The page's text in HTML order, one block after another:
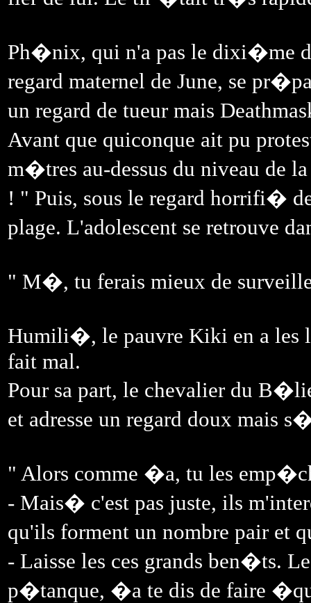
Ph�nix, qui n'a pas le dixi�me
regard maternel de June, se
un regard de tueur mais
Avant que quiconque ait pu
m�tres au-dessus du niveau
! " Puis, sous le regard horrifi�
plage. L'adolescent se retrouve
" M�, tu ferais mieux de
Humili�, le pauvre Kiki en a les
fait mal.
Pour sa part, le chevalier du
et adresse un regard doux mais
" Alors comme �a, tu les
- Mais� c'est pas juste, ils
qu'ils forment un nombre pair et
- Laisse les ces grands ben�ts.
p�tanque, �a te dis de faire